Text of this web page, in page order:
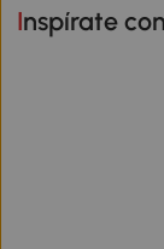
Inspírate